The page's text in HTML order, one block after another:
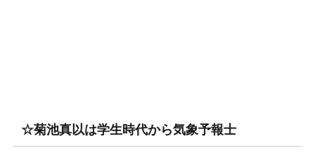
☆菊池真以は学生時代から気象予報士